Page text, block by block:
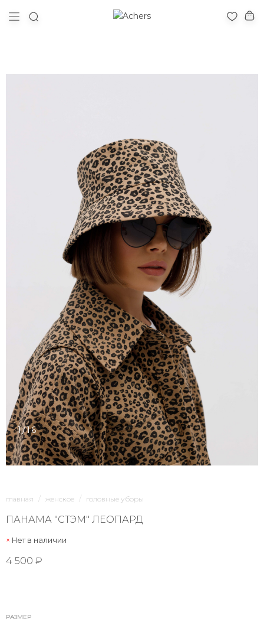
1/16
главная женское головные уборы
ПАНАМА "СТЭМ" ЛЕОПАРД
Нет в наличии
4 500 ₽
РАЗМЕР